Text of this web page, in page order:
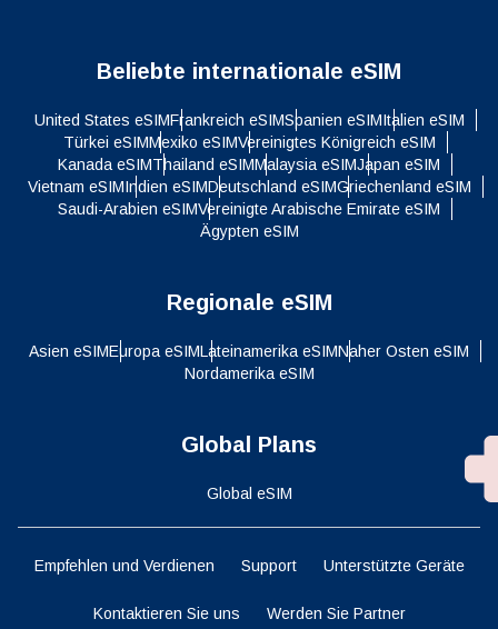
Beliebte internationale eSIM
United States eSIMFrankreich eSIMSpanien eSIMItalien eSIM
Türkei eSIMMexiko eSIMVereinigtes Königreich eSIM
Kanada eSIMThailand eSIMMalaysia eSIMJapan eSIM
Vietnam eSIMIndien eSIMDeutschland eSIMGriechenland eSIM
Saudi-Arabien eSIMVereinigte Arabische Emirate eSIM
Ägypten eSIM
Regionale eSIM
Asien eSIMEuropa eSIMLateinamerika eSIMNaher Osten eSIM
Nordamerika eSIM
Global Plans
Global eSIM
Empfehlen und Verdienen Support Unterstützte Geräte
Kontaktieren Sie uns Werden Sie Partner